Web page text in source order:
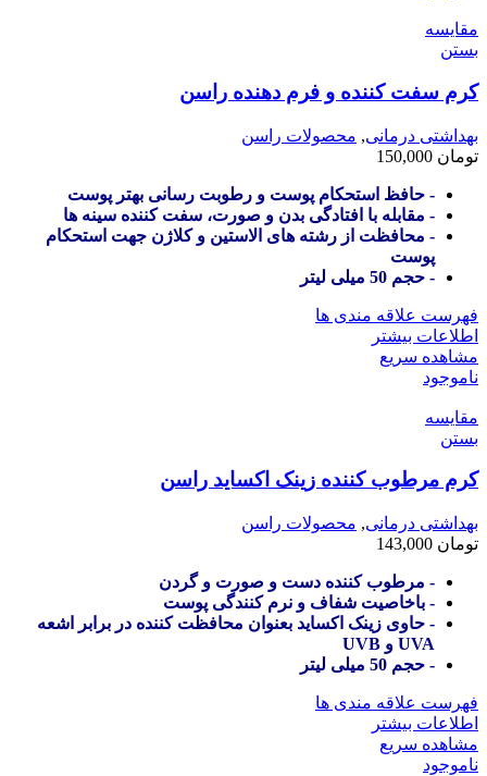
مقایسه
بستن
کرم سفت کننده و فرم دهنده راسن
بهداشتی درمانی, محصولات راسن
تومان
- حافظ استحکام پوست و رطوبت رسانی بهتر پوست
- مقابله با افتادگی بدن و صورت، سفت کننده سینه ها
- محافظت از رشته های الاستین و کلاژن جهت استحکام
پوست
- حجم 50 میلی لیتر
فهرست علاقه مندی ها
اطلاعات بیشتر
مشاهده سریع
ناموجود
مقایسه
بستن
کرم مرطوب کننده زینک اکساید راسن
بهداشتی درمانی, محصولات راسن
تومان
- مرطوب کننده دست و صورت و گردن
- باخاصیت شفاف و نرم کنندگی پوست
- حاوی زینک اکساید بعنوان محافظت کننده در برابر اشعه
UVA و UVB
- حجم 50 میلی لیتر
فهرست علاقه مندی ها
اطلاعات بیشتر
مشاهده سریع
ناموجود